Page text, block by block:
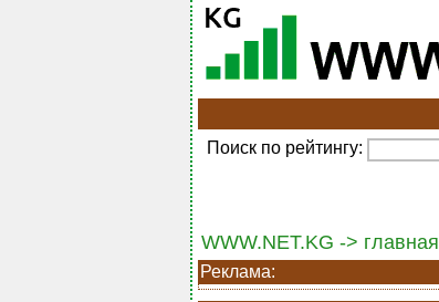
Поиск по рейтингу:
WWW.NET.KG -> главная
Реклама: